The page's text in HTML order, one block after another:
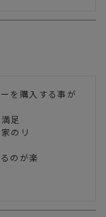
を購入する事が
足
のリ
のが楽